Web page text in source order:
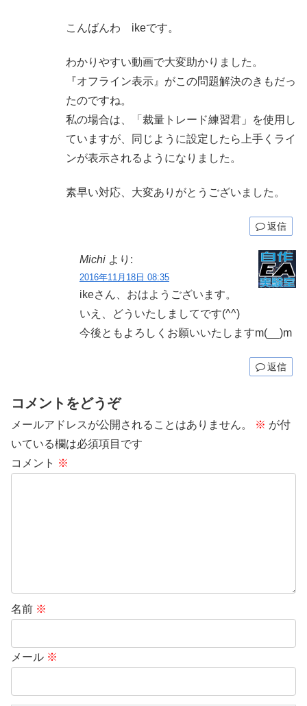
こんばんわ ikeです。
わかりやすい動画で大変助かりました。
『オフライン表示』がこの問題解決のきもだっ
たのですね。
私の場合は、「裁量トレード練習君」を使用し
ていますが、同じように設定したら上手くライ
ンが表示されるようになりました。
素早い対応、大変ありがとうございました。
返信
Michi より:
2016年11月18日 08:35
ikeさん、おはようございます。
いえ、どういたしましてです(^^)
今後ともよろしくお願いいたしますm(__)m
返信
コメントをどうぞ
メールアドレスが公開されることはありません。 ※ が付
いている欄は必須項目です
コメント ※
名前 ※
メール ※